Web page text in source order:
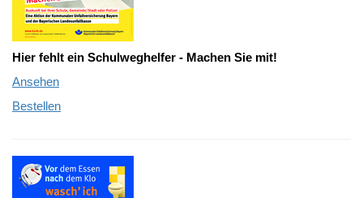
Hier fehlt ein Schulweghelfer - Machen Sie mit!
Ansehen
Bestellen